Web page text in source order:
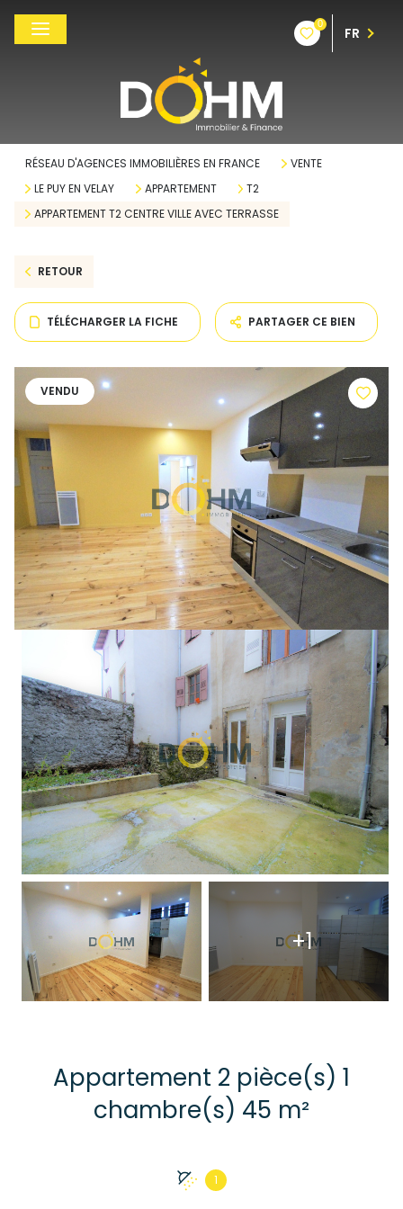
0
FR
RÉSEAU D'AGENCES IMMOBILIÈRES EN FRANCE
VENTE
LE PUY EN VELAY
APPARTEMENT
T2
APPARTEMENT T2 CENTRE VILLE AVEC TERRASSE
RETOUR
TÉLÉCHARGER LA FICHE PARTAGER CE BIEN
VENDU
+1
Appartement 2 pièce(s) 1
chambre(s) 45 m²
1